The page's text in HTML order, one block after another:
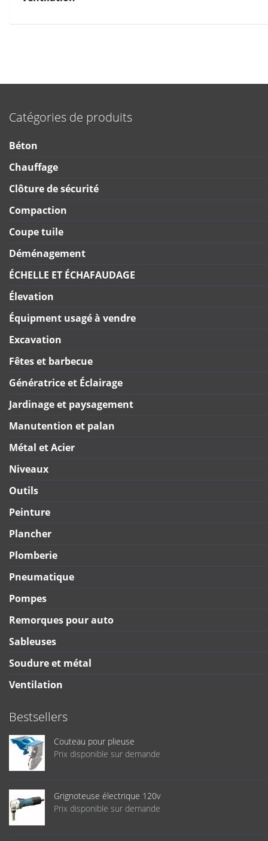
Catégories de produits
Béton
Chauffage
Clôture de sécurité
Compaction
Coupe tuile
Déménagement
ÉCHELLE ET ÉCHAFAUDAGE
Élevation
Équipment usagé à vendre
Excavation
Fêtes et barbecue
Génératrice et Éclairage
Jardinage et paysagement
Manutention et palan
Métal et Acier
Niveaux
Outils
Peinture
Plancher
Plomberie
Pneumatique
Pompes
Remorques pour auto
Sableuses
Soudure et métal
Ventilation
Bestsellers
Couteau pour plieuse
Prix disponible sur demande
Grignoteuse électrique 120v
Prix disponible sur demande